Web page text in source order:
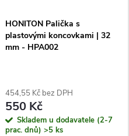
HONITON Palička s
plastovými koncovkami | 32
mm - HPA002
454,55 Kč bez DPH
550 Kč
Skladem u dodavatele (2-7
prac. dnů) >5 ks